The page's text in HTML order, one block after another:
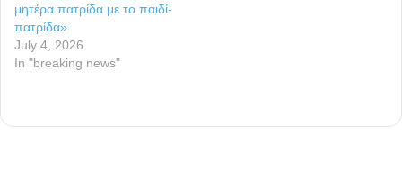
μητέρα πατρίδα με το παιδί-
πατρίδα»
July 4, 2026
In "breaking news"